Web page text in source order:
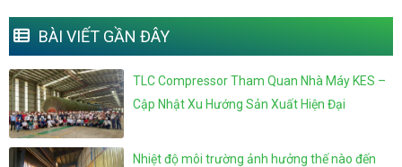
BÀI VIẾT GẦN ĐÂY
TLC Compressor Tham Quan Nhà Máy KES –
Cập Nhật Xu Hướng Sản Xuất Hiện Đại
Nhiệt độ môi trường ảnh hưởng thế nào đến